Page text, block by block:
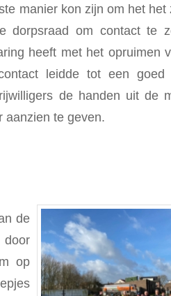
manier kon zijn om het het
dorpsraad om contact te
heeft met het opruimen
leidde tot een goed
de handen uit de
aanzien te geven.
de
door
op